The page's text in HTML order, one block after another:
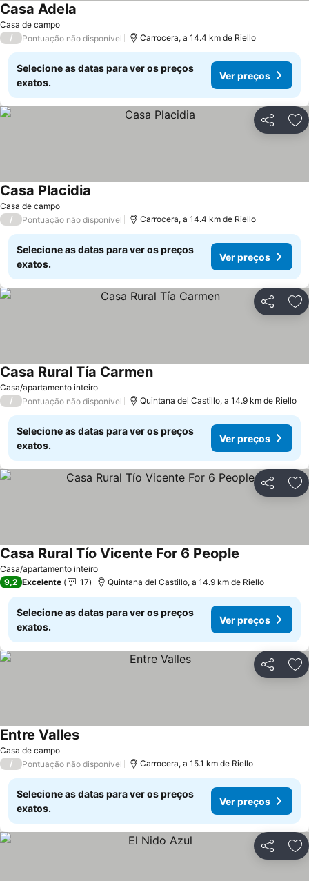
Casa de campo
Casa Adela
/ Pontuação não disponível Carrocera, a 14.4 km de Riello
Selecione as datas para ver os preços
exatos.
Ver preços
Partilhar
Casa de campo
Casa Placidia
/ Pontuação não disponível Carrocera, a 14.4 km de Riello
Selecione as datas para ver os preços
exatos.
Ver preços
Partilhar
Casa/apartamento inteiro
Casa Rural Tía CarmenVer preços
/ Pontuação não disponível Quintana del Castillo, a 14.9 km de Riello
Selecione as datas para ver os preços
exatos.
Ver preços
Partilhar
Casa/apartamento inteiro
Casa Rural Tío Vicente For 6 People
9,2 Excelente 17 Quintana del Castillo, a 14.9 km de Riello
Selecione as datas para ver os preços
exatos.
Ver preços
Partilhar
Casa de campo
Entre VallesVer preços
/ Pontuação não disponível Carrocera, a 15.1 km de Riello
Selecione as datas para ver os preços
exatos.
Ver preços
Partilhar